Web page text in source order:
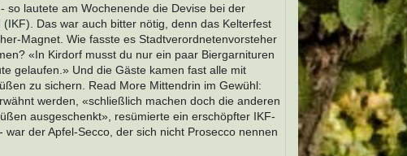
so lautete am Wochenende die Devise bei der
Das war auch bitter nötig, denn das Kelterfest
Magnet. Wie fasste es Stadtverordnetenvorsteher
«In Kirdorf musst du nur ein paar Biergarnituren
gelaufen.» Und die Gäste kamen fast alle mit
zu sichern. Read More Mittendrin im Gewühl:
werden, «schließlich machen doch die anderen
ausgeschenkt», resümierte ein erschöpfter IKF-
der Apfel-Secco, der sich nicht Prosecco nennen